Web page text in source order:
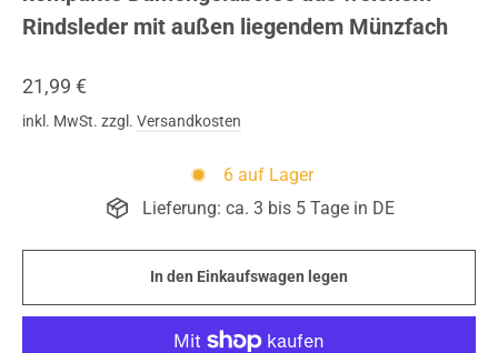
Rindsleder mit außen liegendem Münzfach
Normaler
Preis
21,99 €
inkl. MwSt. zzgl. Versandkosten
6 auf Lager
Lieferung: ca. 3 bis 5 Tage in DE
In den Einkaufswagen legen